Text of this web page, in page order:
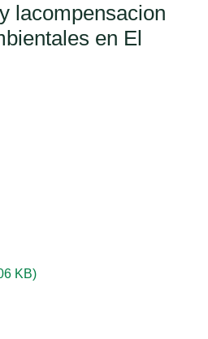
lacompensacion
en El
KB)